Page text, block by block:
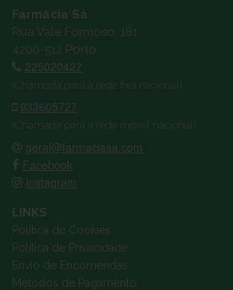
Farmácia Sá
Rua Vale Formoso, 181
4200-512 Porto
225020427
(Chamada para a rede fixa nacional)
933605727
(Chamada para a rede móvel nacional)
geral@farmaciasa.com
Facebook
Instagram
LINKS
Política de Cookies
Política de Privacidade
Envio de Encomendas
Métodos de Pagamento